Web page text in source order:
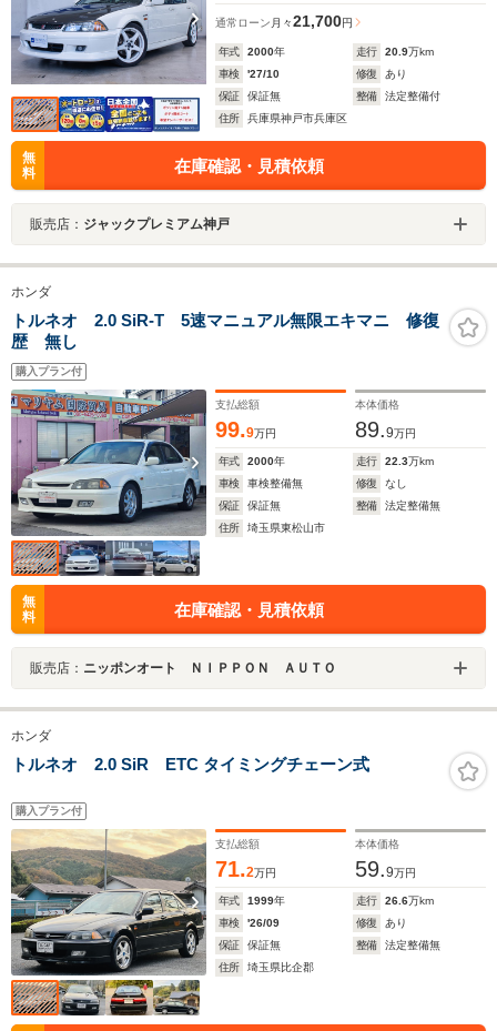
通常ローン 月々21,700円
年式 2000年 走行 20.9万km
車検
'27/10 修復
あり
保証
保証無 整備
法定整備付
住所
兵庫県神戸市兵庫区
無
料
在庫確認・見積依頼
販売店： ジャックプレミアム神戸
ホンダ
トルネオ 2.0 SiR-T 5速マニュアル無限エキマニ 修復
歴 無し
購入プラン付
支払総額
99.9万円
本体価格
89.9万円
年式 2000年 走行 22.3万km
車検
車検整備無 修復
なし
保証
保証無 整備
法定整備無
住所
埼玉県東松山市
無
料
在庫確認・見積依頼
販売店： ニッポンオート ＮＩＰＰＯＮ ＡＵＴＯ
ホンダ
トルネオ 2.0 SiR ETC タイミングチェーン式
購入プラン付
支払総額
71.2万円
本体価格
59.9万円
年式 1999年 走行 26.6万km
車検
'26/09 修復
あり
保証
保証無 整備
法定整備無
住所
埼玉県比企郡